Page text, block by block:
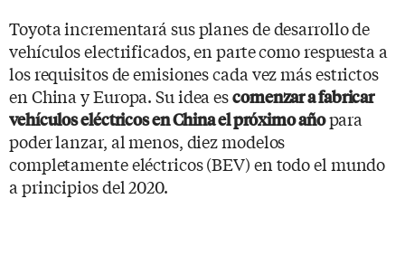
Toyota incrementará sus planes de desarrollo de
vehículos electrificados, en parte como respuesta a
los requisitos de emisiones cada vez más estrictos
en China y Europa. Su idea escomenzar a fabricar
vehículos eléctricos en China el próximo añopara
poder lanzar, al menos, diez modelos
completamente eléctricos (BEV) en todo el mundo
a principios del 2020.